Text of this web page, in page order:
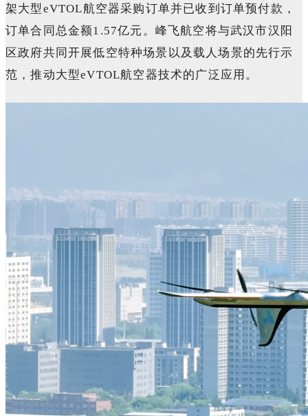
架大型eVTOL航空器采购订单并已收到订单预付款，
订单合同总金额1.57亿元。峰飞航空将与武汉市汉阳
区政府共同开展低空特种场景以及载人场景的先行示
范，推动大型eVTOL航空器技术的广泛应用。